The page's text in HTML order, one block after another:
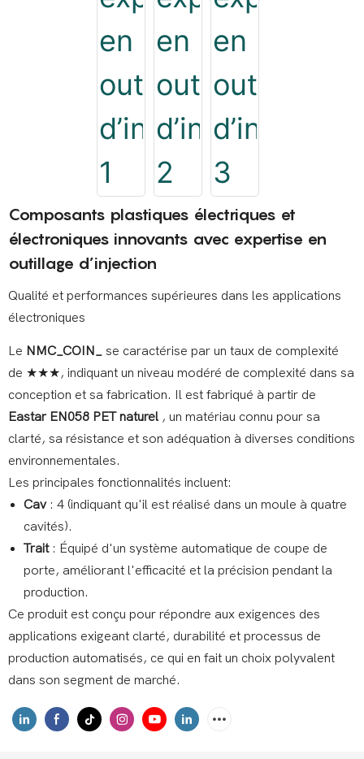
Composants plastiques électriques et
électroniques innovants avec expertise en
outillage d’injection
Qualité et performances supérieures dans les applications
électroniques
Le NMC_COIN_ se caractérise par un taux de complexité
de ★★★, indiquant un niveau modéré de complexité dans sa
conception et sa fabrication. Il est fabriqué à partir de
Eastar EN058 PET naturel , un matériau connu pour sa
clarté, sa résistance et son adéquation à diverses conditions
environnementales.
Les principales fonctionnalités incluent:
Cav : 4 (indiquant qu'il est réalisé dans un moule à quatre
cavités).
Trait : Équipé d'un système automatique de coupe de
porte, améliorant l'efficacité et la précision pendant la
production.
Ce produit est conçu pour répondre aux exigences des
applications exigeant clarté, durabilité et processus de
production automatisés, ce qui en fait un choix polyvalent
dans son segment de marché.